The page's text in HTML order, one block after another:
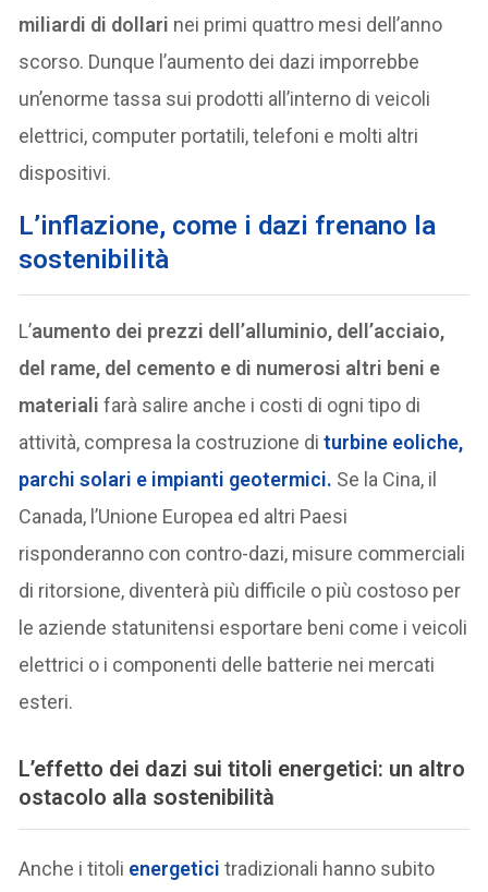
miliardi di dollari nei primi quattro mesi dell’anno
scorso. Dunque l’aumento dei dazi imporrebbe
un’enorme tassa sui prodotti all’interno di veicoli
elettrici, computer portatili, telefoni e molti altri
dispositivi.
L’inflazione, come i dazi frenano la
sostenibilità
L’aumento dei prezzi dell’alluminio, dell’acciaio,
del rame, del cemento e di numerosi altri beni e
materiali farà salire anche i costi di ogni tipo di
attività, compresa la costruzione diturbine eoliche,
parchi solari e impianti geotermici. Se la Cina, il
Canada, l’Unione Europea ed altri Paesi
risponderanno con contro-dazi, misure commerciali
di ritorsione, diventerà più difficile o più costoso per
le aziende statunitensi esportare beni come i veicoli
elettrici o i componenti delle batterie nei mercati
esteri.
L’effetto dei dazi sui titoli energetici: un altro
ostacolo alla sostenibilità
Anche i titoli energetici tradizionali hanno subito